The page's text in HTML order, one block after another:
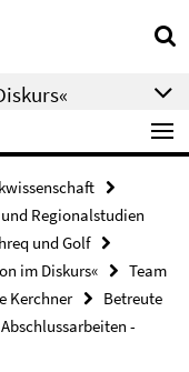
Regionalstudien
und Golf
im Diskurs«
Team
Kerchner
Betreute
-